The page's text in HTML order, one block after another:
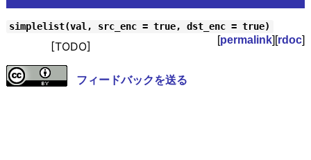
simplelist(val, src_enc = true, dst_enc = true)
[permalink][rdoc]
[TODO]
フィードバックを送る